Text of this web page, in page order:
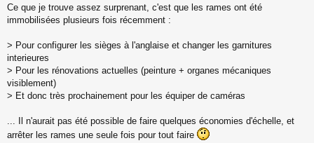
e
s
a
g
e
n
o
n
Ce que je trouve assez surprenant, c'est que les rames ont été
immobilisées plusieurs fois récemment :
> Pour configurer les sièges à l'anglaise et changer les garnitures
interieures
> Pour les rénovations actuelles (peinture + organes mécaniques
visiblement)
> Et donc très prochainement pour les équiper de caméras
... Il n'aurait pas été possible de faire quelques économies d'échelle, et
arrêter les rames une seule fois pour tout faire